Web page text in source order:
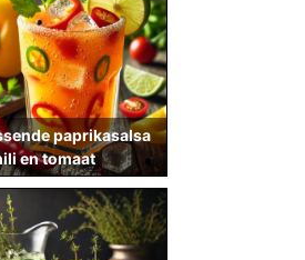
paprikasalsa
en tomaat